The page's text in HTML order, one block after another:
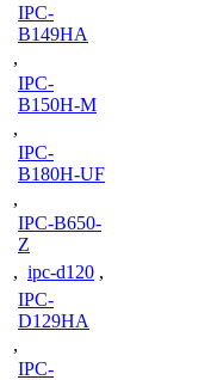
IPC-
B149HA
,
IPC-
B150H-M
,
IPC-
B180H-UF
,
IPC-B650-
Z
, ipc-d120 ,
IPC-
D129HA
,
IPC-